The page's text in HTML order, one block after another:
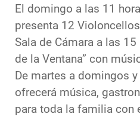
El domingo a las 11
presenta 12
Sala de Cámara a las 15
de la Ventana” con
De martes a domingos
ofrecerá música,
para toda la familia con